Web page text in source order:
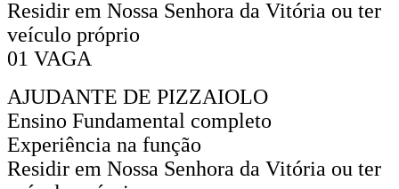
Residir em Nossa Senhora da Vitória ou ter
veículo próprio
01 VAGA
AJUDANTE DE PIZZAIOLO
Ensino Fundamental completo
Experiência na função
Residir em Nossa Senhora da Vitória ou ter